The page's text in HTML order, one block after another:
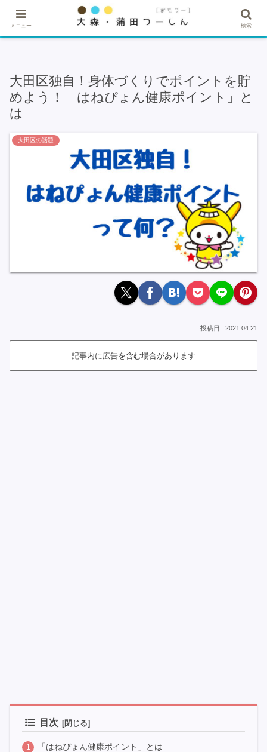
★記事・広告掲載希望はこちら★
大田区独自！身体づくりでポイントを貯
めよう！「はねぴょん健康ポイント」と
は
大田区の話題
2021.04.21
記事内に広告を含む場合があります
目次
「はねぴょん健康ポイント」とは
メニュー 検索